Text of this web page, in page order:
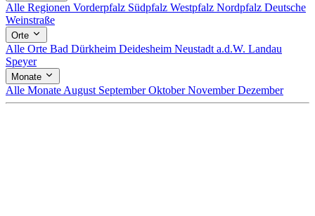
Alle Regionen Vorderpfalz Südpfalz Westpfalz Nordpfalz Deutsche
Weinstraße
Orte
Alle Orte Bad Dürkheim Deidesheim Neustadt a.d.W. Landau
Speyer
Monate
Alle Monate August SeptemberOktoberNovemberDezember